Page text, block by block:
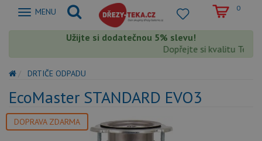
Zobrazit
MENU 0
Užijte si dodatečnou 5% slevu!
Dopřejte si kvalitu Teka
DRTIČE ODPADU
EcoMaster STANDARD EVO3
DOPRAVA ZDARMA